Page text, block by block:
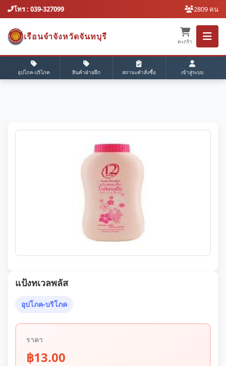
โทร : 039-327099 2809 คน
เรือนจำจังหวัดจันทบุรี
ตะกร้า
อุปโภค-บริโภค สินค้าฝ่ายฝึก สถานะคำสั่งซื้อ เข้าสู่ระบบ
แป้งทเวลพลัส
อุปโภค-บริโภค
ราคา
฿13.00